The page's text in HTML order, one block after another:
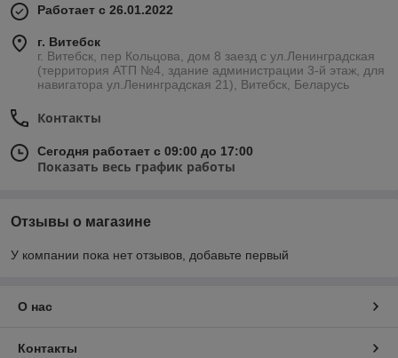
Работает с 26.01.2022
г. Витебск
г. Витебск, пер Кольцова, дом 8 заезд с ул.Ленинградская
(территория АТП №4, здание администрации 3-й этаж, для
навигатора ул.Ленинградская 21), Витебск, Беларусь
Контакты
Сегодня работает с 09:00 до 17:00
Показать весь график работы
Отзывы о магазине
У компании пока нет отзывов, добавьте первый
О нас
Контакты